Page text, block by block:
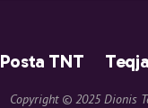
Posta TNT
Copyright © 2025 Dionis